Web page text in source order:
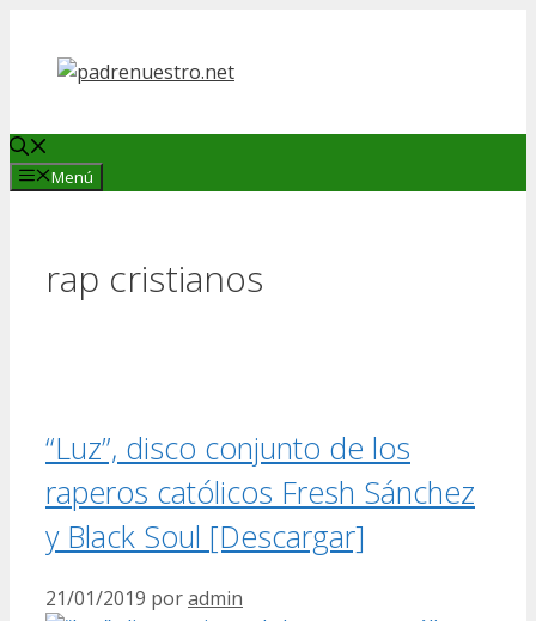
contenido
Menú
rap cristianos
“Luz”, disco conjunto de los
raperos católicos Fresh Sánchez
y Black Soul [Descargar]
21/01/2019 poradmin